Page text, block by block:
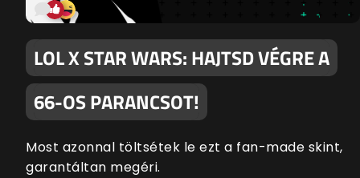
LOL X STAR WARS: HAJTSD VÉGRE A
66-OS PARANCSOT!
Most azonnal töltsétek le ezt a fan-made skint,
garantáltan megéri.